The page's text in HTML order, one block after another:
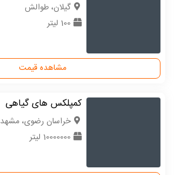
گیلان، طوالش
100 لیتر
مشاهده قیمت
کمپلکس های گیاهی
خراسان رضوی، مشهد
10000000 لیتر